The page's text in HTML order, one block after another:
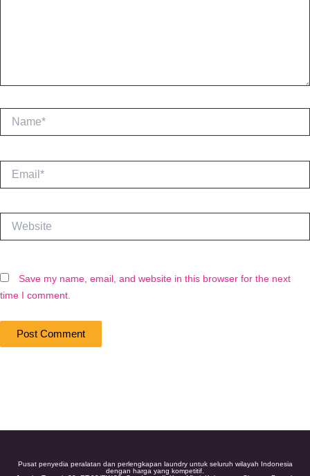
Name*
Website
Save my name, email, and website in this browser for the next
time I comment.
Pusat penyedia peralatan dan perlengkapan laundry untuk seluruh wilayah Indonesia
dengan harga yang kompetitif.